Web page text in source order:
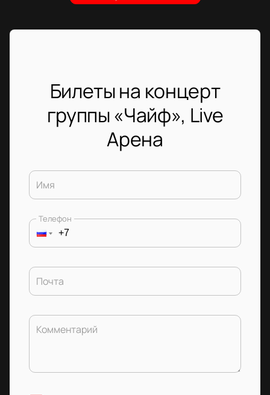
Билеты на концерт
группы «Чайф», Live
Арена
Имя
Телефон
Почта
Комментарий